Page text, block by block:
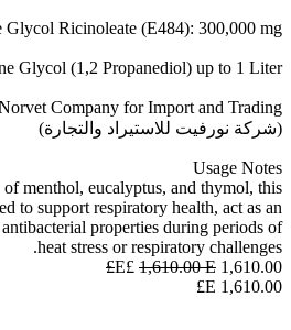
Glycol Ricinoleate (E484): 300,000 mg
Glycol (1,2 Propanediol) up to 1 Liter
Company for Import and Trading
(شركة نورفيت للاستيراد والتجارة)
Usage Notes
menthol, eucalyptus, and thymol, this
to support respiratory health, act as an
properties during periods of
heat stress or respiratory challenges.
1,610.00
1,610.00E£
1,610.00